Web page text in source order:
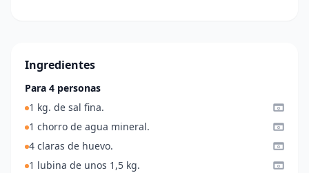
Ingredientes
Para 4 personas
1 kg. de sal fina.
1 chorro de agua mineral.
4 claras de huevo.
1 lubina de unos 1,5 kg.